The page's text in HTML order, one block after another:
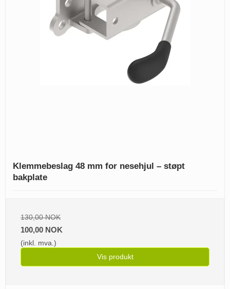
Klemmebeslag 48 mm for nesehjul – støpt
bakplate
130,00 NOK
100,00 NOK
(inkl. mva.)
Vis produkt